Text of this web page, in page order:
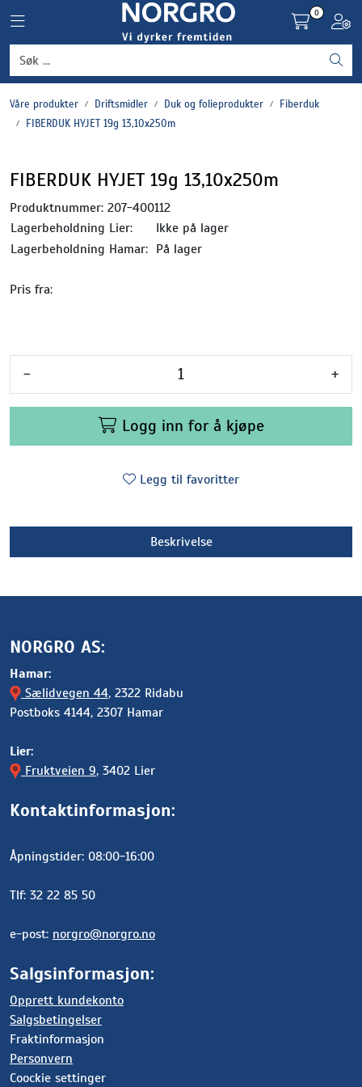
Toggle navigation
0
Våre produkter Driftsmidler Duk og folieprodukter
Fiberduk
FIBERDUK HYJET 19g 13,10x250m
FIBERDUK HYJET 19g 13,10x250m
Produktnummer: 207-400112
Lagerbeholdning Lier:
Ikke på lager
Lagerbeholdning Hamar: På lager
Pris fra:
- +
Logg inn for å kjøpe
Legg til favoritter
Beskrivelse
NORGRO AS:
Hamar:
Sælidvegen 44, 2322 Ridabu
Postboks 4144, 2307 Hamar
Lier:
Fruktveien 9, 3402 Lier
Kontaktinformasjon:
Åpningstider: 08:00-16:00
Tlf: 32 22 85 50
e-post: norgro@norgro.no
Salgsinformasjon:
Opprett kundekonto
Salgsbetingelser
Fraktinformasjon
Personvern
Coockie settinger
Grønnsaker
Settepotet og setteløk
Plantevern og nyttedyr
Blomster, potter og brett
Driftsmidler